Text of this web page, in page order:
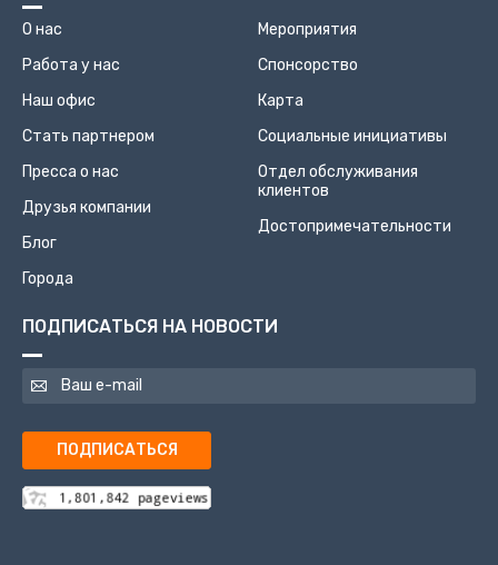
О нас
Работа у нас
Наш офис
Стать партнером
Пресса о нас
Друзья компании
Блог
Города
Мероприятия
Спонсорство
Карта
Социальные инициативы
Отдел обслуживания
клиентов
Достопримечательности
ПОДПИСАТЬСЯ НА НОВОСТИ
ПОДПИСАТЬСЯ